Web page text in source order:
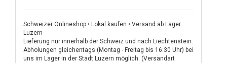
Schweizer Onlineshop • Lokal kaufen • Versand ab Lager
Luzern
Lieferung nur innerhalb der Schweiz und nach Liechtenstein.
Abholungen gleichentags (Montag - Freitag bis 16:30 Uhr) bei
uns im Lager in der Stadt Luzern möglich. (Versandart